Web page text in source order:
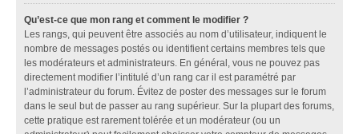
Qu’est-ce que mon rang et comment le modifier ?
Les rangs, qui peuvent être associés au nom d’utilisateur, indiquent le
nombre de messages postés ou identifient certains membres tels que
les modérateurs et administrateurs. En général, vous ne pouvez pas
directement modifier l’intitulé d’un rang car il est paramétré par
l’administrateur du forum. Évitez de poster des messages sur le forum
dans le seul but de passer au rang supérieur. Sur la plupart des forums,
cette pratique est rarement tolérée et un modérateur (ou un